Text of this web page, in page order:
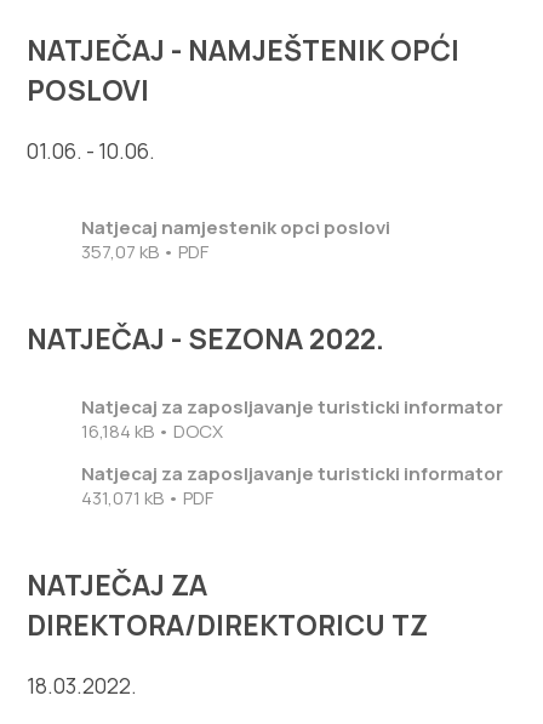
NATJEČAJ - NAMJEŠTENIK OPĆI
POSLOVI
01.06. - 10.06.
Natjecaj namjestenik opci poslovi
357,07 kB • PDF
NATJEČAJ - SEZONA 2022.
Natjecaj za zaposljavanje turisticki informator
16,184 kB • DOCX
Natjecaj za zaposljavanje turisticki informator
431,071 kB • PDF
NATJEČAJ ZA
DIREKTORA/DIREKTORICU TZ
18.03.2022.